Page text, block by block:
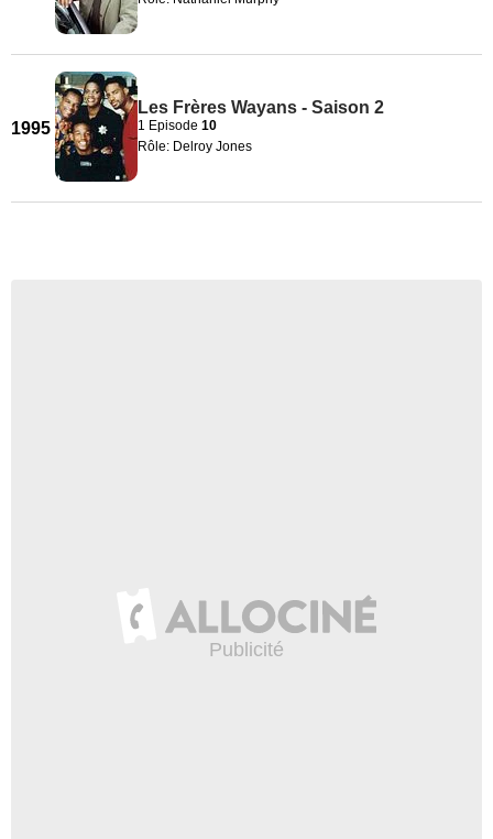
1995
Les Frères Wayans - Saison 2
1 Episode 10
Rôle: Delroy Jones